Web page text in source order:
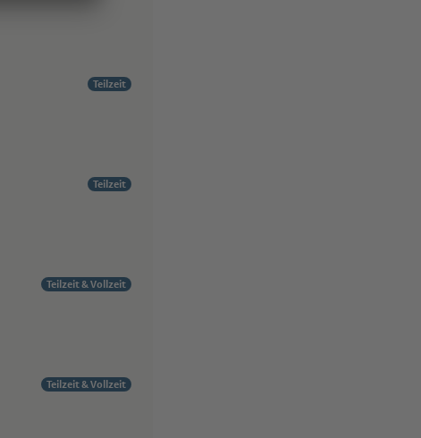
Teilzeit
Teilzeit
Teilzeit & Vollzeit
Teilzeit & Vollzeit